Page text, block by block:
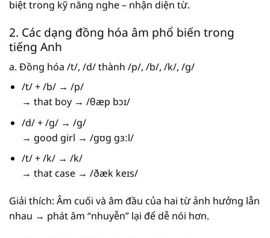
biệt trong kỹ năng nghe – nhận diện từ.
2. Các dạng đồng hóa âm phổ biến trong
tiếng Anh
a. Đồng hóa /t/, /d/ thành /p/, /b/, /k/, /g/
/t/ + /b/ → /p/
→ that boy → /θæp bɔɪ/
/d/ + /g/ → /g/
→ good girl → /gʊg gɜːl/
/t/ + /k/ → /k/
→ that case → /ðæk keɪs/
Giải thích: Âm cuối và âm đầu của hai từ ảnh hưởng lẫn
nhau → phát âm “nhuyễn” lại để dễ nói hơn.